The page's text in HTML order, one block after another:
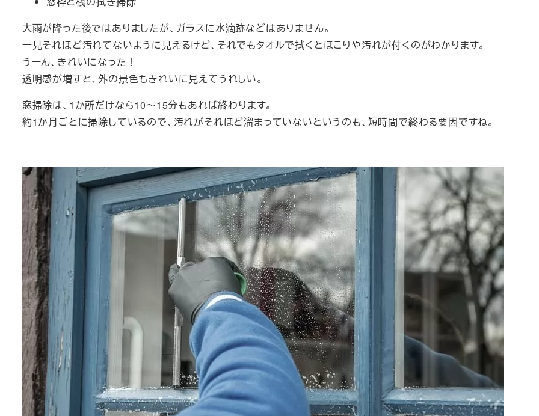
大雨が降った後ではありましたが、ガラスに水滴跡などはありません。
一見それほど汚れてないように見えるけど、それでもタオルで拭くとほこりや汚れが付くのがわかります。
うーん、きれいになった！
透明感が増すと、外の景色もきれいに見えてうれしい。
窓掃除は、1か所だけなら10～15分もあれば終わります。
約1か月ごとに掃除しているので、汚れがそれほど溜まっていないというのも、短時間で終わる要因ですね。